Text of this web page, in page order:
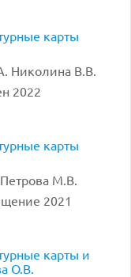
карты
Николина В.В.
2022
карты
М.В.
2021
карты и
О.В.